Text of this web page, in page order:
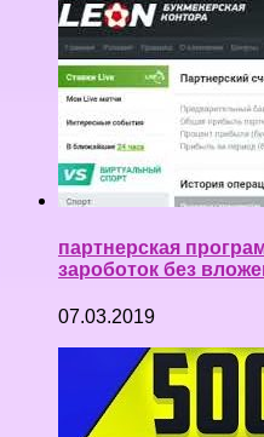
партнерская
зароботок без
07.03.2019